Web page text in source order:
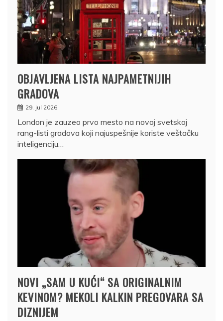
OBJAVLJENA LISTA NAJPAMETNIJIH
GRADOVA
29. jul 2026.
London je zauzeo prvo mesto na novoj svetskoj
rang-listi gradova koji najuspešnije koriste veštačku
inteligenciju…
NOVI „SAM U KUĆI“ SA ORIGINALNIM
KEVINOM? MEKOLI KALKIN PREGOVARA SA
DIZNIJEM